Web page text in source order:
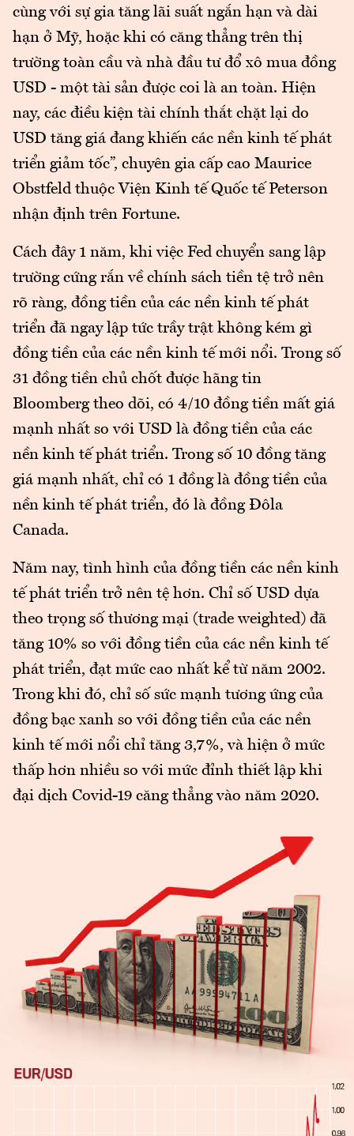
cùng với sự gia tăng lãi suất ngắn hạn và dài
hạn ở Mỹ, hoặc khi có căng thẳng trên thị
trường toàn cầu và nhà đầu tư đổ xô mua đồng
USD - một tài sản được coi là an toàn. Hiện
nay, các điều kiện tài chính thắt chặt lại do
USD tăng giá đang khiến các nền kinh tế phát
triển giảm tốc”, chuyên gia cấp cao Maurice
Obstfeld thuộc Viện Kinh tế Quốc tế Peterson
nhận định trên Fortune.
Cách đây 1 năm, khi việc Fed chuyển sang lập
trường cứng rắn về chính sách tiền tệ trở nên
rõ ràng, đồng tiền của các nền kinh tế phát
triển đã ngay lập tức trầy trật không kém gì
đồng tiền của các nền kinh tế mới nổi. Trong số
31 đồng tiền chủ chốt được hãng tin
Bloomberg theo dõi, có 4/10 đồng tiền mất giá
mạnh nhất so với USD là đồng tiền của các
nền kinh tế phát triển. Trong số 10 đồng tăng
giá mạnh nhất, chỉ có 1 đồng là đồng tiền của
nền kinh tế phát triển, đó là đồng Đôla
Canada.
Năm nay, tình hình của đồng tiền các nền kinh
tế phát triển trở nên tệ hơn. Chỉ số USD dựa
theo trọng số thương mại (trade weighted) đã
tăng 10% so với đồng tiền của các nền kinh tế
phát triển, đạt mức cao nhất kể từ năm 2002.
Trong khi đó, chỉ số sức mạnh tương ứng của
đồng bạc xanh so với đồng tiền của các nền
kinh tế mới nổi chỉ tăng 3,7%, và hiện ở mức
thấp hơn nhiều so với mức đỉnh thiết lập khi
đại dịch Covid-19 căng thẳng vào năm 2020.